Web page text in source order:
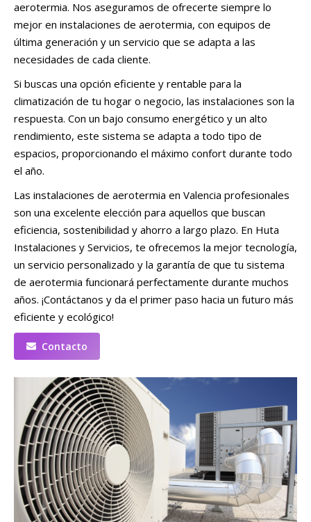
aerotermia. Nos aseguramos de ofrecerte siempre lo
mejor en instalaciones de aerotermia, con equipos de
última generación y un servicio que se adapta a las
necesidades de cada cliente.
Si buscas una opción eficiente y rentable para la
climatización de tu hogar o negocio, las instalaciones son la
respuesta. Con un bajo consumo energético y un alto
rendimiento, este sistema se adapta a todo tipo de
espacios, proporcionando el máximo confort durante todo
el año.
Las instalaciones de aerotermia en Valencia profesionales
son una excelente elección para aquellos que buscan
eficiencia, sostenibilidad y ahorro a largo plazo. En Huta
Instalaciones y Servicios, te ofrecemos la mejor tecnología,
un servicio personalizado y la garantía de que tu sistema
de aerotermia funcionará perfectamente durante muchos
años. ¡Contáctanos y da el primer paso hacia un futuro más
eficiente y ecológico!
Contacto